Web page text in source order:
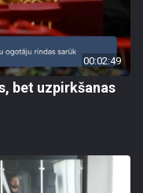
00:02:49
bet uzpirkšanas